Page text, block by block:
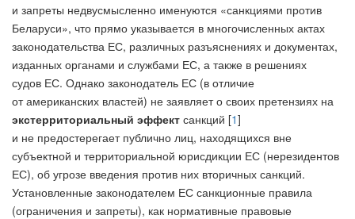
и запреты недвусмысленно именуются «санкциями против
Беларуси», что прямо указывается в многочисленных актах
законодательства ЕС, различных разъяснениях и документах,
изданных органами и службами ЕС, а также в решениях
судов ЕС. Однако законодатель ЕС (в отличие
от американских властей) не заявляет о своих претензиях на
экстерриториальный эффект санкций [1]
и не предостерегает публично лиц, находящихся вне
субъектной и территориальной юрисдикции ЕС (нерезидентов
ЕС), об угрозе введения против них вторичных санкций.
Установленные законодателем ЕС санкционные правила
(ограничения и запреты), как нормативные правовые